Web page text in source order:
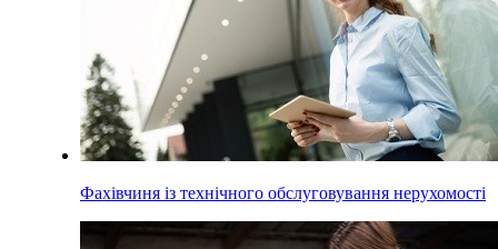
Фахівчиня із технічного обслуговування нерухомості